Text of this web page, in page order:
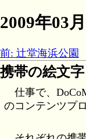
2009年03
前: 辻堂海浜公園
携帯の絵文字
仕事で、
のコンテンツプ